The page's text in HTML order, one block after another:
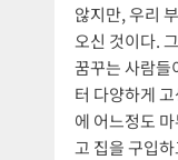
않지만, 우리
오신 것이다.
꿈꾸는 사람들
터 다양하게
에 어느정도
고 집을 구입